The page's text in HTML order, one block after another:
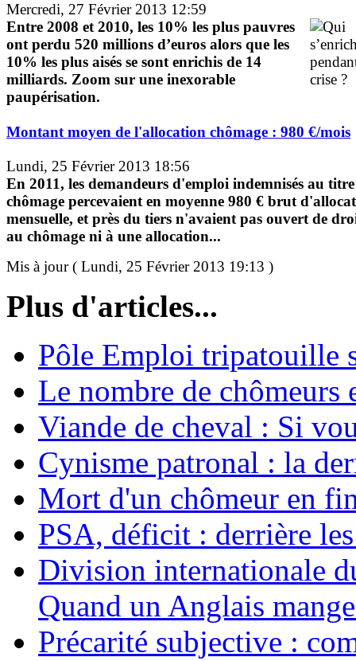
Mercredi, 27 Février 2013 12:59
Entre 2008 et 2010, les 10% les plus pauvres
ont perdu 520 millions d’euros alors que les
10% les plus aisés se sont enrichis de 14
milliards. Zoom sur une inexorable
paupérisation.
Montant moyen de l'allocation chômage : 980 €/mois
Lundi, 25 Février 2013 18:56
En 2011, les demandeurs d'emploi indemnisés au
chômage percevaient en moyenne 980 € brut
mensuelle, et près du tiers n'avaient pas ouvert de
au chômage ni à une allocation...
Mis à jour ( Lundi, 25 Février 2013 19:13 )
Plus d'articles...
Pôle Emploi tripatouille
Le nombre de
Viande de cheval : Si
Cynisme patronal : la
Mort d'un chômeur en
PSA, déficit : derrière
Division internationale
Quand un Anglais
Précarité subjective :